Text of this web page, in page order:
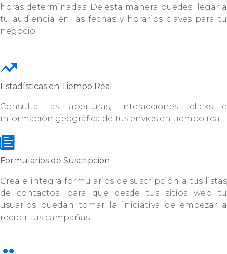
horas determinadas. De esta manera puedes llegar a
tu audiencia en las fechas y horarios claves para tu
negocio.
Estadísticas en Tiempo Real
Consulta las aperturas, interacciones, clicks e
información geográfica de tus envios en tiempo real.
Formularios de Suscripción
Crea e integra formularios de suscripción a tus listas
de contactos, para que desde tus sitios web tu
usuarios puedan tomar la iniciativa de empezar a
recibir tus campañas.